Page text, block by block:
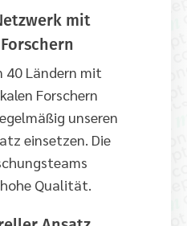
mit
40 Ländern mit
Forschern
unseren
einsetzen. Die
Qualität.